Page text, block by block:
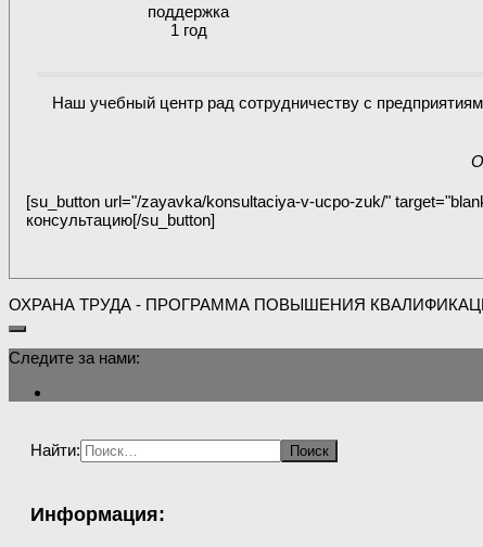
поддержка
1 год
Наш учебный центр рад сотрудничеству с
[su_button url="/zayavka/konsultaciya-v-ucpo-zuk/"
консультацию[/su_button]
ОХРАНА ТРУДА - ПРОГРАММА ПОВЫШЕНИЯ
Следите за нами:
Найти:
Информация: